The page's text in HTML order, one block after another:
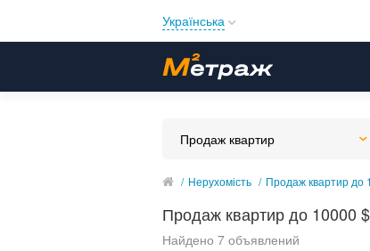
Українська
Українська
Продаж квартир
/ Нерухомість / Продаж квартир до
Продаж квартир до 10000
Найдено 7 объявлений